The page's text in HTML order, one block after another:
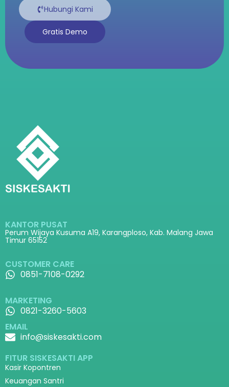
Hubungi Kami
Gratis Demo
KANTOR PUSAT
Perum Wijaya Kusuma A19, Karangploso, Kab. Malang Jawa
Timur 65152
CUSTOMER CARE
0851-7108-0292
MARKETING
0821-3260-5603
EMAIL
info@siskesakti.com
FITUR SISKESAKTI APP
Kasir Kopontren
Keuangan Santri